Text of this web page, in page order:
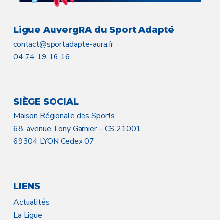
Ligue AuvergRA du Sport Adapté
contact@sportadapte-aura.fr
04 74 19 16 16
SIÈGE SOCIAL
Maison Régionale des Sports
68, avenue Tony Garnier – CS 21001
69304 LYON Cedex 07
LIENS
Actualités
La Ligue